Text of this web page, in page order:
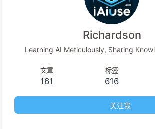
Richardson
Learning AI Meticulously, Sharing
文章
161
标签
616
关注我